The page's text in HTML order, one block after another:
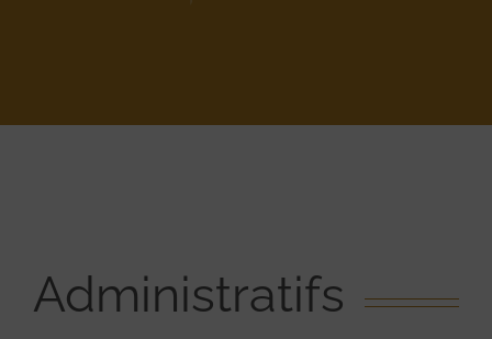
Administratifs